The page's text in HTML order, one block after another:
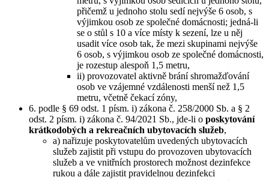
přičemž u jednoho stolu sedí nejvýše 6 osob, s
výjimkou osob ze společné domácnosti; jedná-li
se o stůl s 10 a více místy k sezení, lze u něj
usadit více osob tak, že mezi skupinami nejvýše
6 osob, s výjimkou osob ze společné domácnosti,
je rozestup alespoň 1,5 metru,
ii) provozovatel aktivně brání shromažďování
osob ve vzájemné vzdálenosti menší než 1,5
metru, včetně čekací zóny,
6. podle § 69 odst. 1 písm. i) zákona č. 258/2000 Sb. a § 2
odst. 2 písm. i) zákona č. 94/2021 Sb., jde-li o poskytování
krátkodobých a rekreačních ubytovacích služeb,
a) nařizuje poskytovatelům uvedených ubytovacích
služeb zajistit při vstupu do provozoven ubytovacích
služeb a ve vnitřních prostorech možnost dezinfekce
rukou a dále zajistit pravidelnou dezinfekci